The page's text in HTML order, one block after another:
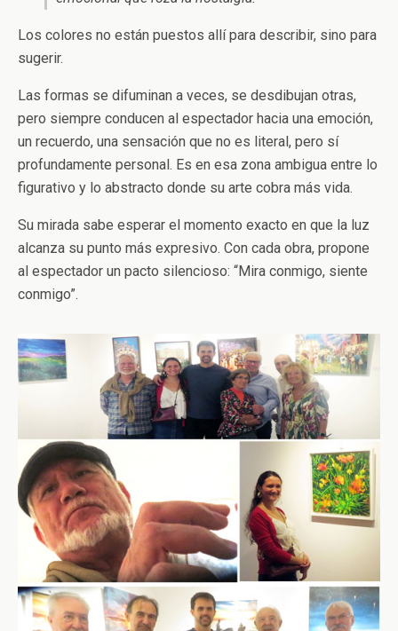
Los colores no están puestos allí para describir, sino para
sugerir.
Las formas se difuminan a veces, se desdibujan otras,
pero siempre conducen al espectador hacia una emoción,
un recuerdo, una sensación que no es literal, pero sí
profundamente personal. Es en esa zona ambigua entre lo
figurativo y lo abstracto donde su arte cobra más vida.
Su mirada sabe esperar el momento exacto en que la luz
alcanza su punto más expresivo. Con cada obra, propone
al espectador un pacto silencioso: “Mira conmigo, siente
conmigo”.